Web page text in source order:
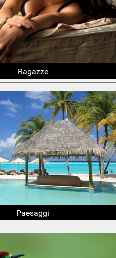
Ragazze
Paesaggi